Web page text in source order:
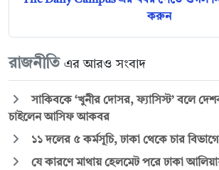
করুন
রাজনীতি এর আরও সংবাদ
সাকিবকে ‘খুনীর দোসর, ফ্যাসিস্ট’ বলে
চাইলেন আসিফ আকবর
১১ দলের ৫ কর্মসূচি, ঢাকা থেকে চার বিভাগে
যে কারণে মাথায় হেলমেট পরে ঢাকা